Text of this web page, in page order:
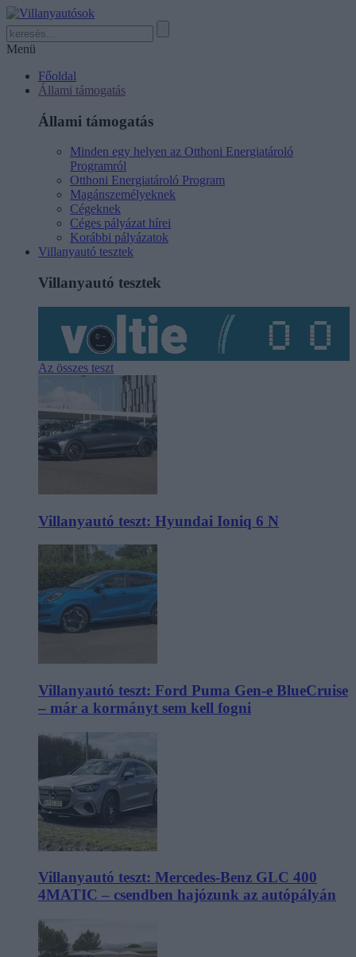
Menü
Főoldal
Állami támogatás
Állami támogatás
Minden egy helyen az Otthoni Energiatároló
Programról
Otthoni Energiatároló Program
Magánszemélyeknek
Cégeknek
Céges pályázat hírei
Korábbi pályázatok
Villanyautó tesztek
Villanyautó tesztek
Az összes teszt
Villanyautó teszt: Hyundai Ioniq 6 N
Villanyautó teszt: Ford Puma Gen-e BlueCruise
– már a kormányt sem kell fogni
Villanyautó teszt: Mercedes-Benz GLC 400
4MATIC – csendben hajózunk az autópályán